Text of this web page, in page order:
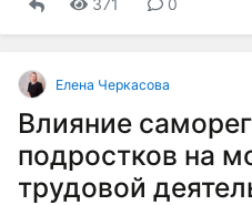
371 0
Елена Черкасова
Влияние
подростков на
трудовой